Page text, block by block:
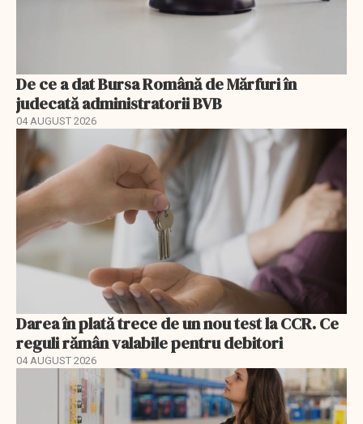
De ce a dat Bursa Română de Mărfuri în
judecată administratorii BVB
04 AUGUST 2026
Darea în plată trece de un nou test la CCR. Ce
reguli rămân valabile pentru debitori
04 AUGUST 2026